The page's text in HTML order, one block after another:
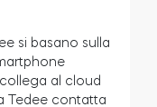
si basano sulla
al cloud
Tedee contatta